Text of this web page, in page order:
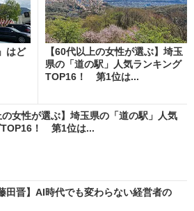
はど
【60代以上の女性が選ぶ】埼玉
県の「道の駅」人気ランキング
TOP16！ 第1位は...
の女性が選ぶ】埼玉県の「道の駅」人気
TOP16！ 第1位は...
田晋】AI時代でも変わらない経営者の